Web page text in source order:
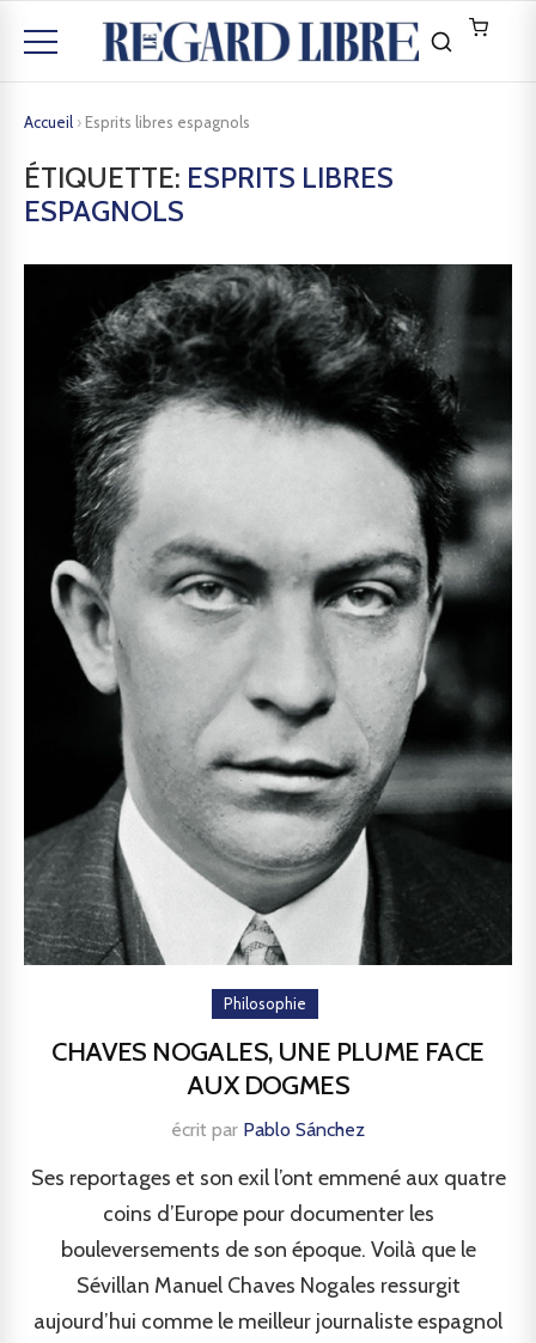
Accueil › Esprits libres espagnols
ÉTIQUETTE: ESPRITS LIBRES
ESPAGNOLS
Philosophie
CHAVES NOGALES, UNE PLUME FACE
AUX DOGMES
écrit par Pablo Sánchez
Ses reportages et son exil l’ont emmené aux quatre
coins d’Europe pour documenter les
bouleversements de son époque. Voilà que le
Sévillan Manuel Chaves Nogales ressurgit
aujourd’hui comme le meilleur journaliste espagnol